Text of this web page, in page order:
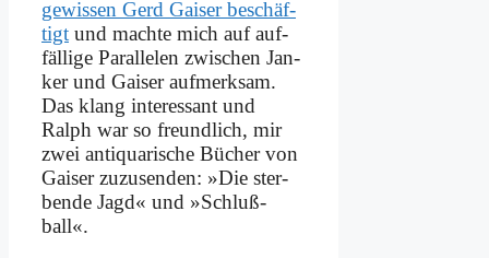
ge­wis­sen Gerd Gai­ser be­schäf­
tigt und mach­te mich auf auf­
fäl­li­ge Par­al­le­len zwi­schen Jan­
ker und Gai­ser auf­merk­sam.
Das klang in­ter­es­sant und
Ralph war so freund­lich, mir
zwei an­ti­qua­ri­sche Bü­cher von
Gai­ser zu­zu­sen­den: »Die ster­
ben­de Jagd« und »Schluß­
ball«.